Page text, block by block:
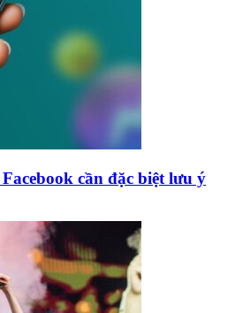
cần đặc biệt lưu ý